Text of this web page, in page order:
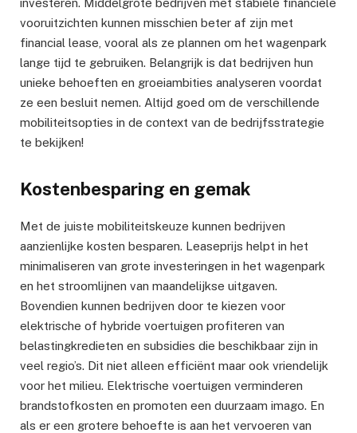
vooruitzichten kunnen misschien beter af zijn met
financial lease, vooral als ze plannen om het wagenpark
lange tijd te gebruiken. Belangrijk is dat bedrijven hun
unieke behoeften en groeiambities analyseren voordat
ze een besluit nemen. Altijd goed om de verschillende
mobiliteitsopties in de context van de bedrijfsstrategie
te bekijken!
Kostenbesparing en gemak
Met de juiste mobiliteitskeuze kunnen bedrijven
aanzienlijke kosten besparen. Leaseprijs helpt in het
minimaliseren van grote investeringen in het wagenpark
en het stroomlijnen van maandelijkse uitgaven.
Bovendien kunnen bedrijven door te kiezen voor
elektrische of hybride voertuigen profiteren van
belastingkredieten en subsidies die beschikbaar zijn in
veel regio’s. Dit niet alleen efficiënt maar ook vriendelijk
voor het milieu. Elektrische voertuigen verminderen
brandstofkosten en promoten een duurzaam imago. En
als er een grotere behoefte is aan het vervoeren van